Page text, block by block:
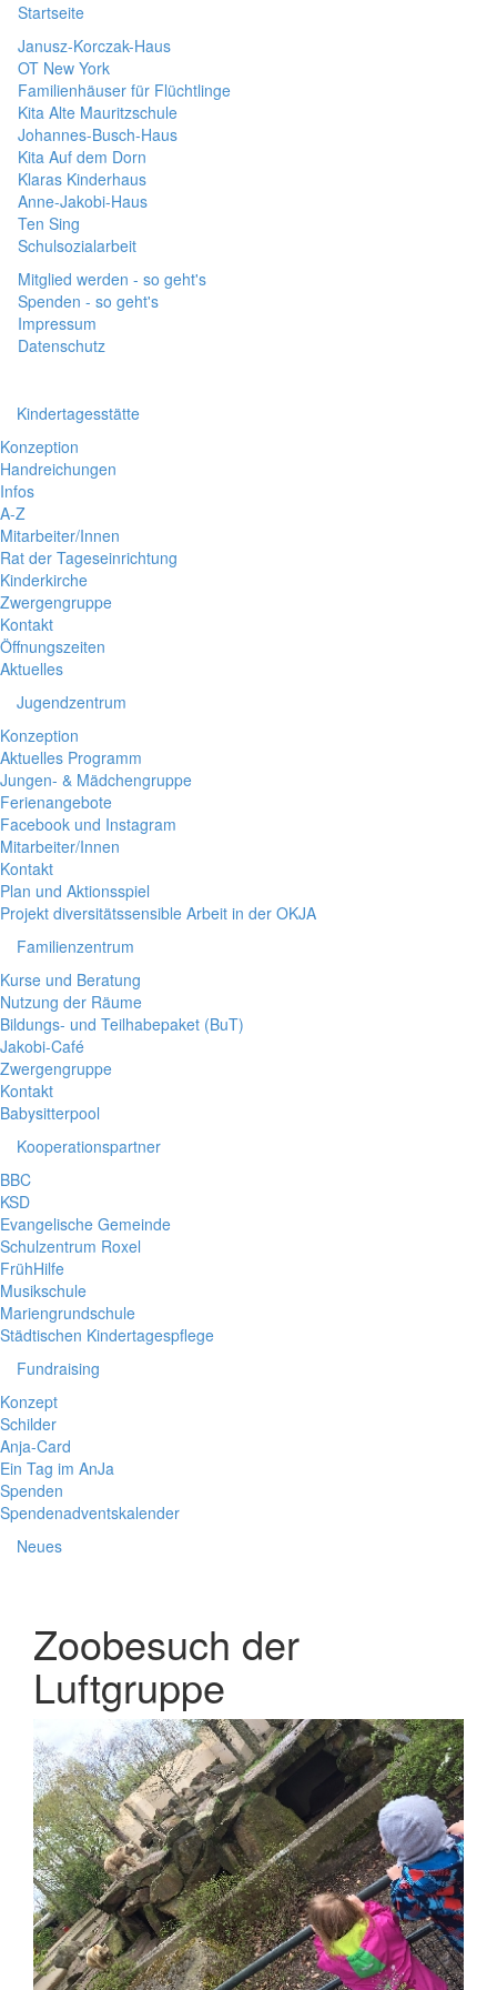
Startseite
Janusz-Korczak-Haus
OT New York
Familienhäuser für Flüchtlinge
Kita Alte Mauritzschule
Johannes-Busch-Haus
Kita Auf dem Dorn
Klaras Kinderhaus
Anne-Jakobi-Haus
Ten Sing
Schulsozialarbeit
Mitglied werden - so geht's
Spenden - so geht's
Impressum
Datenschutz
Kindertagesstätte
Konzeption
Handreichungen
Infos
A-Z
Mitarbeiter/Innen
Rat der Tageseinrichtung
Kinderkirche
Zwergengruppe
Kontakt
Öffnungszeiten
Aktuelles
Jugendzentrum
Konzeption
Aktuelles Programm
Jungen- & Mädchengruppe
Ferienangebote
Facebook und Instagram
Mitarbeiter/Innen
Kontakt
Plan und Aktionsspiel
Projekt diversitätssensible Arbeit in der OKJA
Familienzentrum
Kurse und Beratung
Nutzung der Räume
Bildungs- und Teilhabepaket (BuT)
Jakobi-Café
Zwergengruppe
Kontakt
Babysitterpool
Kooperationspartner
BBC
KSD
Evangelische Gemeinde
Schulzentrum Roxel
FrühHilfe
Musikschule
Mariengrundschule
Städtischen Kindertagespflege
Fundraising
Konzept
Schilder
Anja-Card
Ein Tag im AnJa
Spenden
Spendenadventskalender
Neues
Zoobesuch der
Luftgruppe